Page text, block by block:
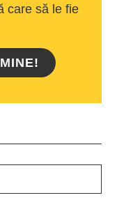
care să le fie